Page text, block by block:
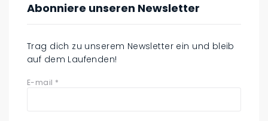
Abonniere unseren Newsletter
Trag dich zu unserem Newsletter ein und bleib
auf dem Laufenden!
E-mail *